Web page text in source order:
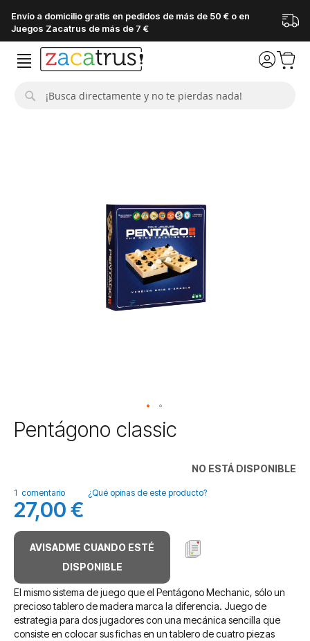
Envío a domicilio gratis en pedidos de más de 50 € o en
Juegos Zacatrus de más de 7 €
Saltar
al
galería
de
imágenes
Pentágono classic
NO ESTÁ DISPONIBLE
1 comentario ¿Qué opinas de este producto?
27,00 €
AVISADME CUANDO ESTÉ
DISPONIBLE
El mismo sistema de juego que el Pentágono Mechanic, sólo un
precioso tablero de madera marca la diferencia. Juego de
estrategia para dos jugadores con una mecánica sencilla que
consiste en colocar sus fichas en un tablero de cuatro piezas